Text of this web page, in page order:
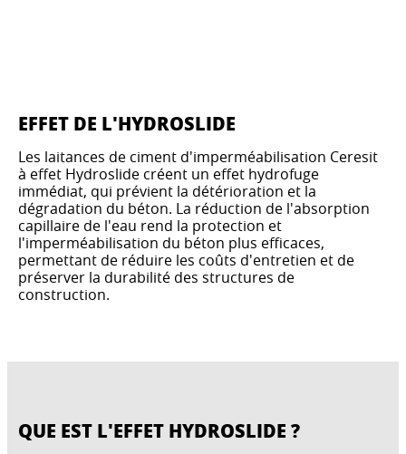
EFFET DE L'HYDROSLIDE
Les laitances de ciment d'imperméabilisation Ceresit
à effet Hydroslide créent un effet hydrofuge
immédiat, qui prévient la détérioration et la
dégradation du béton. La réduction de l'absorption
capillaire de l'eau rend la protection et
l'imperméabilisation du béton plus efficaces,
permettant de réduire les coûts d'entretien et de
préserver la durabilité des structures de
construction.
QUE EST L'EFFET HYDROSLIDE ?